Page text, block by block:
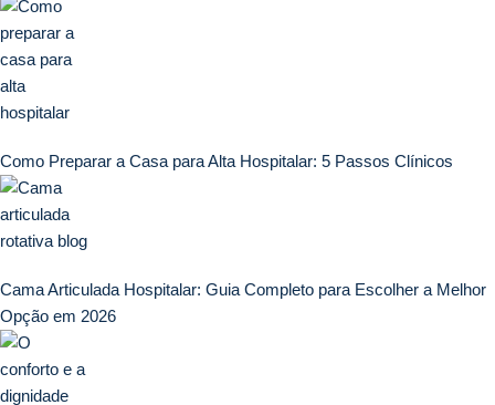
Como Preparar a Casa para Alta Hospitalar: 5 Passos Clínicos
Cama Articulada Hospitalar: Guia Completo para Escolher a Melhor
Opção em 2026